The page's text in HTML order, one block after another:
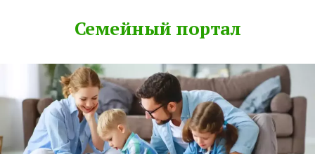
Семейный портал